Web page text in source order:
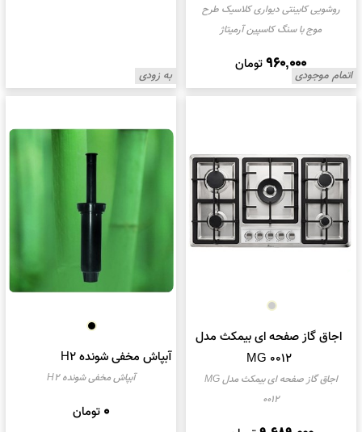
روشویی کابینتی دیواری کلاسیک طرح
موج با سنگ کاسپین آرمیتاژ
960,000تومان
اتمام موجودی به زودی
اجاق گاز صفحه ای بیمکث مدل
MG 0012
اجاق گاز صفحه ای بیمکث مدل MG
0012
آبپاش مخفی شونده H2
آبپاش مخفی شونده H2
0 تومان